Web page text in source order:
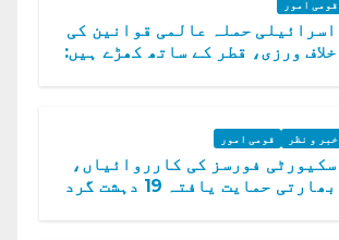
قومی امور
اسرائیلی حملہ عالمی قوانین کی
خلاف ورزی، قطر کے ساتھ کھڑے ہیں:
خبر و نظر قومی امور
سکیورٹی فورسز کی کارروائیاں،
بھارتی حمایت یافتہ 19 دہشت گرد